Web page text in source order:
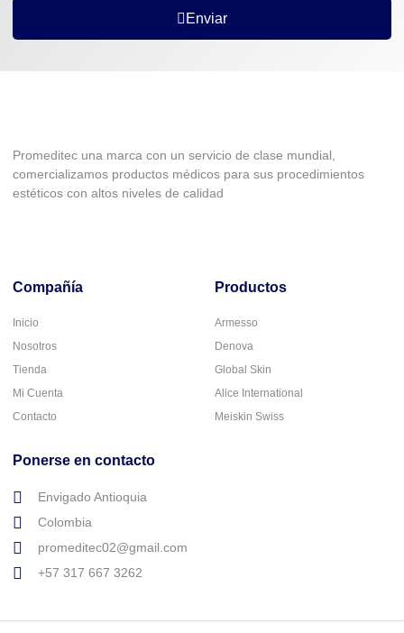
Enviar
Promeditec una marca con un servicio de clase mundial,
comercializamos productos médicos para sus procedimientos
estéticos con altos niveles de calidad
Compañía
Inicio
Nosotros
Tienda
Mi Cuenta
Contacto
Productos
Armesso
Denova
Global Skin
Alice International
Meiskin Swiss
Ponerse en contacto
Envigado Antioquia
Colombia
promeditec02@gmail.com
+57 317 667 3262